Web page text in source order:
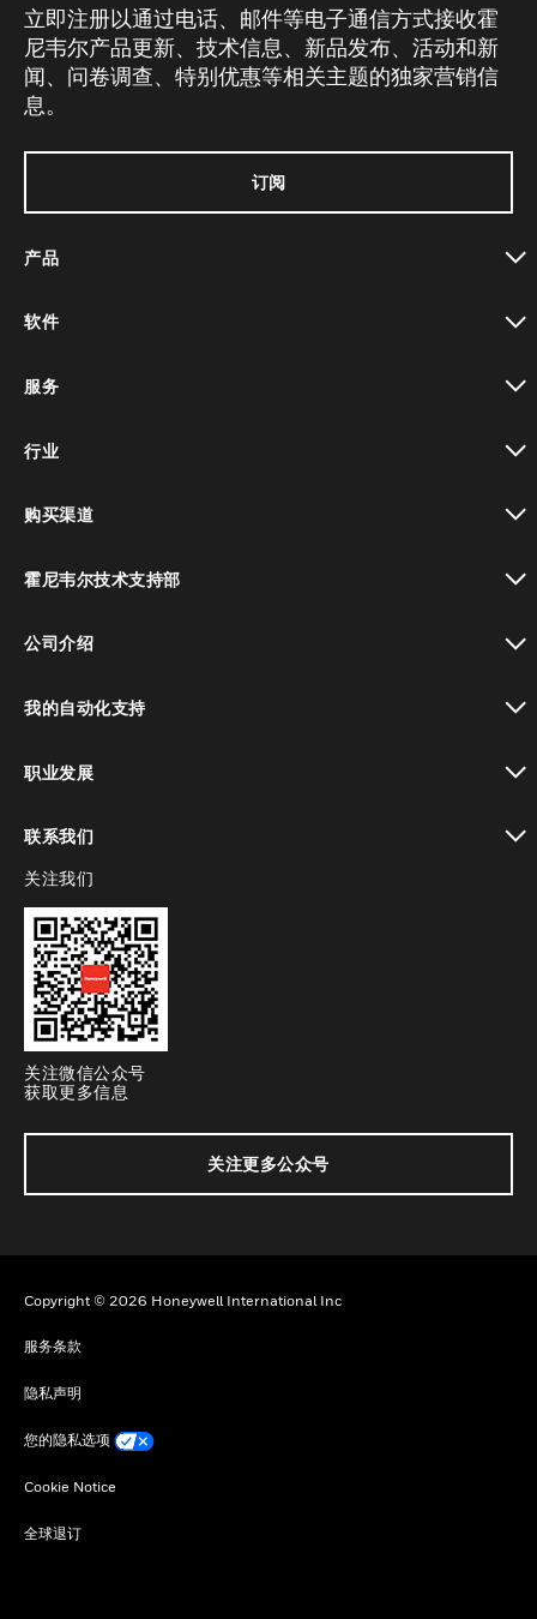
立即注册以通过电话、邮件等电子通信方式接收霍
尼韦尔产品更新、技术信息、新品发布、活动和新
闻、问卷调查、特别优惠等相关主题的独家营销信
息。
订阅
产品
软件
服务
行业
购买渠道
霍尼韦尔技术支持部
公司介绍
我的自动化支持
职业发展
联系我们
toggle view
关注我们
关注微信公众号
获取更多信息
关注更多公众号
Copyright © 2026 Honeywell International Inc
服务条款
隐私声明
您的隐私选项
Cookie Notice
全球退订